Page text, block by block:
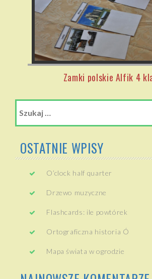
Zamki polskie Alfik 4
OSTATNIE WPISY
O’clock half quarter
Drzewo muzyczne
Flashcards: ile powtórek
Ortograficzna historia Ó
Mapa świata w ogrodzie